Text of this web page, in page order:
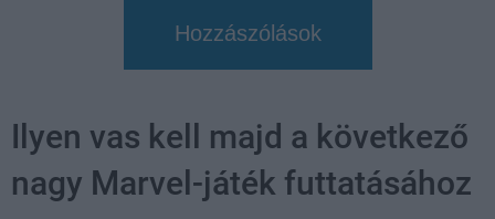
Hozzászólások
Ilyen vas kell majd a következő
nagy Marvel-játék futtatásához